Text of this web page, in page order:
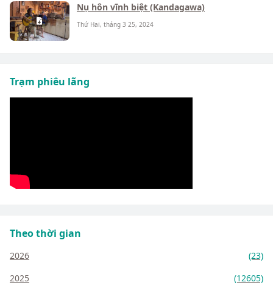
Nụ hôn vĩnh biệt (Kandagawa)
Thứ Hai, tháng 3 25, 2024
Trạm phiêu lãng
Theo thời gian
2026
(23)
2025
(12605)